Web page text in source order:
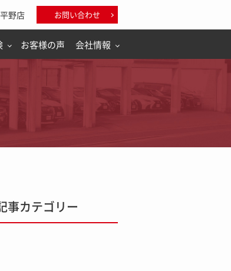
平野店 お問い合わせ
お客様の声 会社情報
事カテゴリー